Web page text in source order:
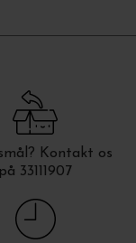
Kontakt os
på 33111907